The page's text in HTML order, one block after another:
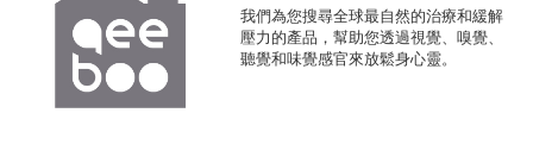
我們為您搜尋全球最自然的治療和緩解
壓力的產品，幫助您透過視覺、嗅覺、
聽覺和味覺感官來放鬆身心靈。